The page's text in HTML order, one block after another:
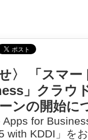
〉 「スマ
」クラウ
ンの開始に
Apps for
with KDDI」を